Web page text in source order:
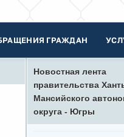
ГРАЖДАН
Новостная лента
правительства
Мансийского
округа - Югры